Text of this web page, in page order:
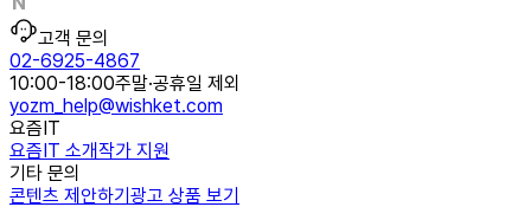
고객 문의
02-6925-4867
10:00-18:00주말·공휴일 제외
yozm_help@wishket.com
요즘IT
요즘IT 소개작가 지원
기타 문의
콘텐츠 제안하기 광고 상품 보기